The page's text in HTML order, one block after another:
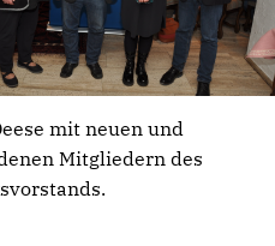
mit neuen und
Mitgliedern des